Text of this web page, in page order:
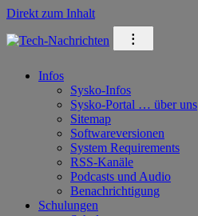
Direkt zum Inhalt
⁝
Infos
Sysko-Infos
Sysko-Portal … über uns
Sitemap
Softwareversionen
System Requirements
RSS-Kanäle
Podcasts und Audio
Benachrichtigung
Schulungen